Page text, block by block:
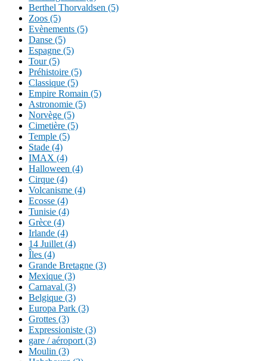
Berthel Thorvaldsen (5)
Zoos (5)
Evènements (5)
Danse (5)
Espagne (5)
Tour (5)
Préhistoire (5)
Classique (5)
Empire Romain (5)
Astronomie (5)
Norvège (5)
Cimetière (5)
Temple (5)
Stade (4)
IMAX (4)
Halloween (4)
Cirque (4)
Volcanisme (4)
Ecosse (4)
Tunisie (4)
Grèce (4)
Irlande (4)
14 Juillet (4)
Îles (4)
Grande Bretagne (3)
Mexique (3)
Carnaval (3)
Belgique (3)
Europa Park (3)
Grottes (3)
Expressioniste (3)
gare / aéroport (3)
Moulin (3)